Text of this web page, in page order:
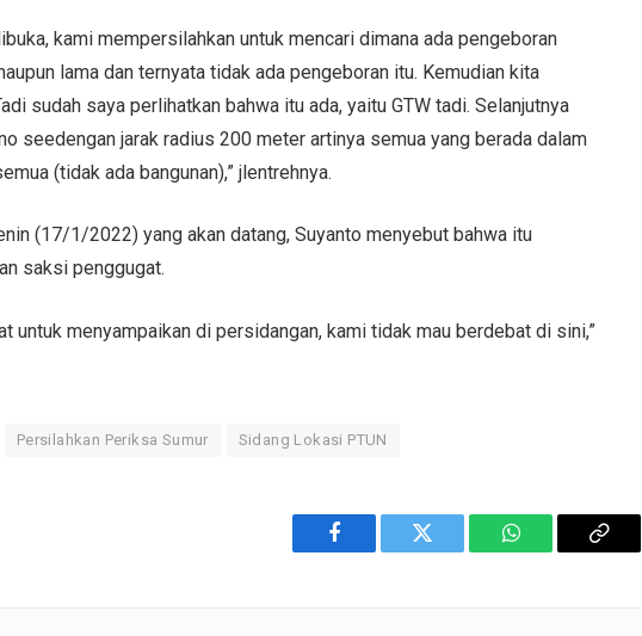
kami mempersilahkan untuk mencari dimana ada pengeboran
lama dan ternyata tidak ada pengeboran itu. Kemudian kita
sudah saya perlihatkan bahwa itu ada, yaitu GTW tadi. Selanjutnya
seedengan jarak radius 200 meter artinya semua yang berada dalam
(tidak ada bangunan),” jlentrehnya.
(17/1/2022) yang akan datang, Suyanto menyebut bahwa itu
saksi penggugat.
untuk menyampaikan di persidangan, kami tidak mau berdebat di sini,”
Persilahkan Periksa Sumur Sidang Lokasi PTUN
Facebook Twitter WhatsAppCopy